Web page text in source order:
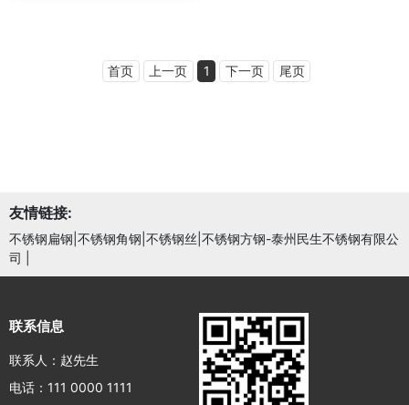
首页 上一页 1 下一页 尾页
友情链接:
不锈钢扁钢|不锈钢角钢|不锈钢丝|不锈钢方钢-泰州民生不锈钢有限公
司
联系信息
联系人：赵先生
电话：111 0000 1111